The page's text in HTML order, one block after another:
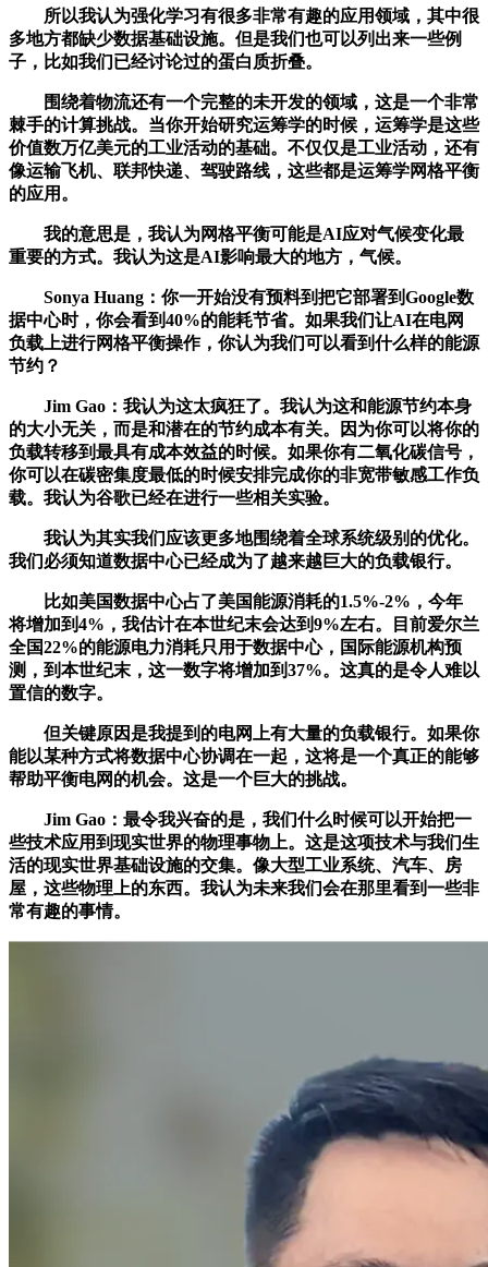
所以我认为强化学习有很多非常有趣的应用领域，其中很
多地方都缺少数据基础设施。但是我们也可以列出来一些例
子，比如我们已经讨论过的蛋白质折叠。
围绕着物流还有一个完整的未开发的领域，这是一个非常
棘手的计算挑战。当你开始研究运筹学的时候，运筹学是这些
价值数万亿美元的工业活动的基础。不仅仅是工业活动，还有
像运输飞机、联邦快递、驾驶路线，这些都是运筹学网格平衡
的应用。
我的意思是，我认为网格平衡可能是AI应对气候变化最
重要的方式。我认为这是AI影响最大的地方，气候。
Sonya Huang：你一开始没有预料到把它部署到Google数
据中心时，你会看到40%的能耗节省。如果我们让AI在电网
负载上进行网格平衡操作，你认为我们可以看到什么样的能源
节约？
Jim Gao：我认为这太疯狂了。我认为这和能源节约本身
的大小无关，而是和潜在的节约成本有关。因为你可以将你的
负载转移到最具有成本效益的时候。如果你有二氧化碳信号，
你可以在碳密集度最低的时候安排完成你的非宽带敏感工作负
载。我认为谷歌已经在进行一些相关实验。
我认为其实我们应该更多地围绕着全球系统级别的优化。
我们必须知道数据中心已经成为了越来越巨大的负载银行。
比如美国数据中心占了美国能源消耗的1.5%-2%，今年
将增加到4%，我估计在本世纪末会达到9%左右。目前爱尔兰
全国22%的能源电力消耗只用于数据中心，国际能源机构预
测，到本世纪末，这一数字将增加到37%。这真的是令人难以
置信的数字。
但关键原因是我提到的电网上有大量的负载银行。如果你
能以某种方式将数据中心协调在一起，这将是一个真正的能够
帮助平衡电网的机会。这是一个巨大的挑战。
Jim Gao：最令我兴奋的是，我们什么时候可以开始把一
些技术应用到现实世界的物理事物上。这是这项技术与我们生
活的现实世界基础设施的交集。像大型工业系统、汽车、房
屋，这些物理上的东西。我认为未来我们会在那里看到一些非
常有趣的事情。